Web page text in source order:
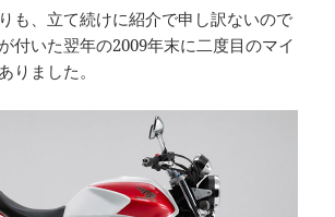
も、立て続けに紹介で申し訳ないので
付いた翌年の2009年末に二度目のマイ
りました。